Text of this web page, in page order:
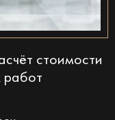
стоимости
работ